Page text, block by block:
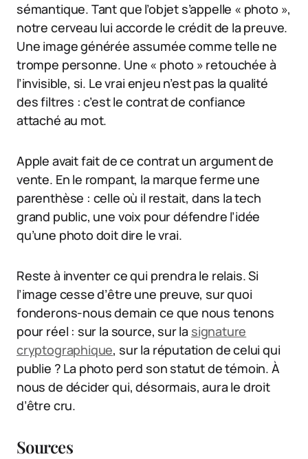
sémantique. Tant que l’objet s’appelle « photo »,
notre cerveau lui accorde le crédit de la preuve.
Une image générée assumée comme telle ne
trompe personne. Une « photo » retouchée à
l’invisible, si. Le vrai enjeu n’est pas la qualité
des filtres : c’est le contrat de confiance
attaché au mot.
Apple avait fait de ce contrat un argument de
vente. En le rompant, la marque ferme une
parenthèse : celle où il restait, dans la tech
grand public, une voix pour défendre l’idée
qu’une photo doit dire le vrai.
Reste à inventer ce qui prendra le relais. Si
l’image cesse d’être une preuve, sur quoi
fonderons-nous demain ce que nous tenons
pour réel : sur la source, sur la signature
cryptographique, sur la réputation de celui qui
publie ? La photo perd son statut de témoin. À
nous de décider qui, désormais, aura le droit
d’être cru.
Sources